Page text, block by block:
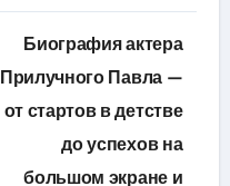
Биография актера
Прилучного Павла —
от стартов в детстве
до успехов на
большом экране и